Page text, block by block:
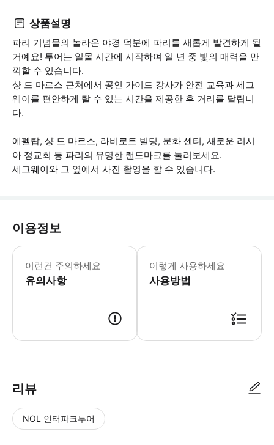
상품설명
파리 기념물의 놀라운 야경 덕분에 파리를 새롭게 발견하게 될
거예요! 투어는 일몰 시간에 시작하여 일 년 중 빛의 매력을 만
끽할 수 있습니다.
샹 드 마르스 근처에서 공인 가이드 강사가 안전 교육과 세그
웨이를 편안하게 탈 수 있는 시간을 제공한 후 거리를 달립니
다.
에펠탑, 샹 드 마르스, 라비로트 빌딩, 문화 센터, 새로운 러시
아 정교회 등 파리의 유명한 랜드마크를 둘러보세요.
세그웨이와 그 옆에서 사진 촬영을 할 수 있습니다.
이용정보
이런건 주의하세요
유의사항
이 투어는 거동이 불편하거나 내이 질
이렇게 사용하세요
사용방법
리뷰
NOL 인터파크투어